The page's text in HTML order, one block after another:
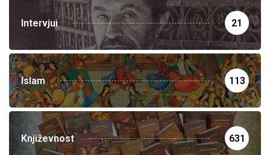
Intervjui 21
Islam 113
Književnost 631